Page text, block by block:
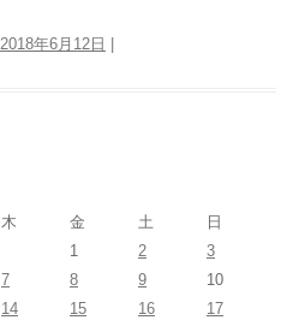
2018年6月12日
木 金 土
日
1
2
3
7 8 9
10
14 15 16
17